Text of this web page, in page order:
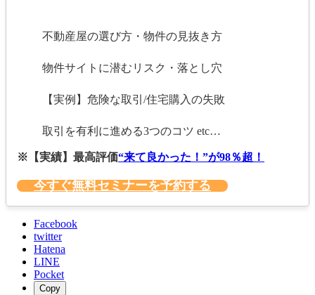
不動産屋の選び方・物件の見抜き方
物件サイトに潜むリスク・落とし穴
【実例】危険な取引/住宅購入の失敗
取引を有利に進める3つのコツ etc…
※【実績】最高評価“来て良かった！”が98％超！
今すぐ無料セミナーを予約する
Facebook
twitter
Hatena
LINE
Pocket
Copy